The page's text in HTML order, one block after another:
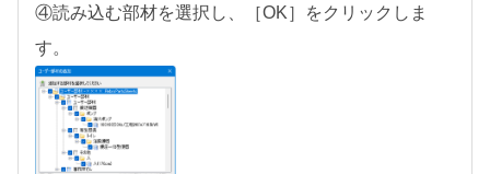
④読み込む部材を選択し、［OK］をクリックしま
す。